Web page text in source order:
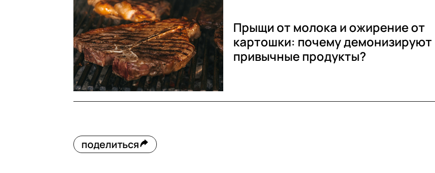
Прыщи от молока и ожирение от
картошки: почему демонизируют
привычные продукты?
поделиться